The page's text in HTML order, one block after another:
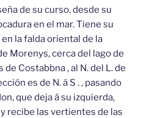
de su curso, desde su
en el mar. Tiene su
la falda oriental de la
Morenys, cerca del lago de
Costabbna , al N. del L. de
es de N. á S . , pasando
que deja á su izquierda,
recibe las vertientes de las